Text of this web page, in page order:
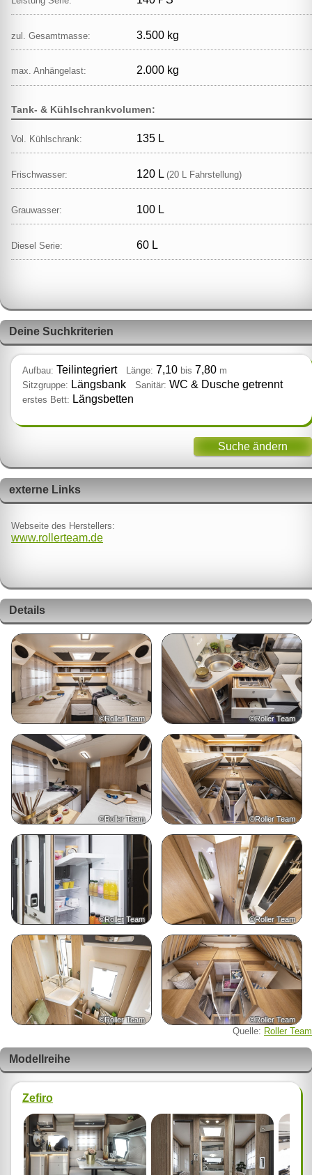
zul. Gesamtmasse: 3.500 kg
max. Anhängelast: 2.000 kg
Tank- & Kühlschrankvolumen:
Vol. Kühlschrank: 135 L
Frischwasser: 120 L (20 L Fahrstellung)
Grauwasser: 100 L
Diesel Serie: 60 L
Deine Suchkriterien
Aufbau: Teilintegriert Länge: 7,10 bis 7,80 m
Sitzgruppe: Längsbank Sanitär: WC & Dusche getrennt
erstes Bett: Längsbetten
Suche ändern
externe Links
Webseite des Herstellers:
www.rollerteam.de
Details
©Roller Team ©Roller Team
©Roller Team ©Roller Team
©Roller Team ©Roller Team
©Roller Team ©Roller Team
Quelle: Roller Team
Modellreihe
Zefiro